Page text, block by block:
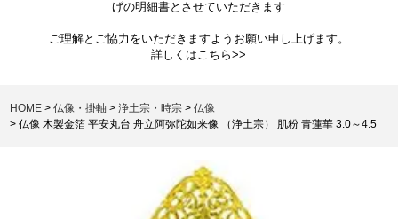
げの明細書とさせていただきます
ご理解とご協力をいただきますようお願い申し上げます。
詳しくはこちら>>
HOME 仏像・掛軸 浄土宗・時宗
仏像
仏像 木製金箔 平安丸台 舟立阿弥陀如来像 （浄土宗） 肌粉 青蓮華 3.0～4.5